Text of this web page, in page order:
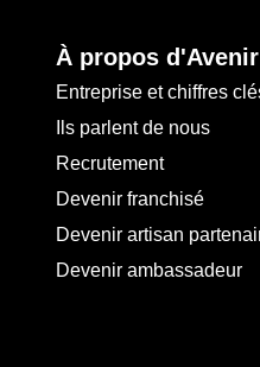
À propos
Entreprise et chiffres
Ils parlent de nous
Recrutement
Devenir franchisé
Devenir artisan
Devenir ambassadeur